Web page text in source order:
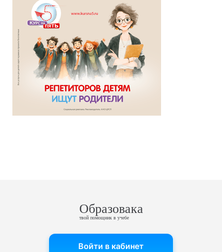
Образовака
твой помощник в учебе
Войти в кабинет